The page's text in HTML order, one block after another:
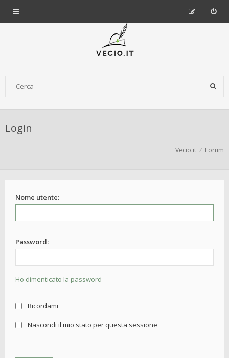
Login
Vecio.it Forum
Nome utente:
Password:
Ho dimenticato la password
Ricordami
Nascondi il mio stato per questa sessione